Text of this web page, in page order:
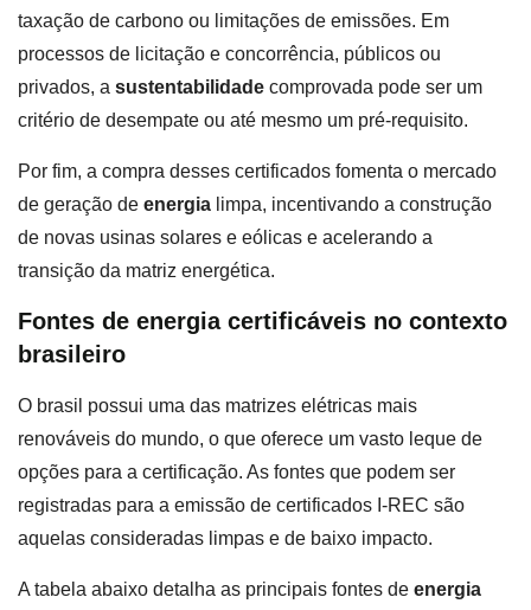
taxação de carbono ou limitações de emissões. Em
processos de licitação e concorrência, públicos ou
privados, a sustentabilidade comprovada pode ser um
critério de desempate ou até mesmo um pré-requisito.
Por fim, a compra desses certificados fomenta o mercado
de geração de energia limpa, incentivando a construção
de novas usinas solares e eólicas e acelerando a
transição da matriz energética.
Fontes de energia certificáveis no contexto
brasileiro
O brasil possui uma das matrizes elétricas mais
renováveis do mundo, o que oferece um vasto leque de
opções para a certificação. As fontes que podem ser
registradas para a emissão de certificados I-REC são
aquelas consideradas limpas e de baixo impacto.
A tabela abaixo detalha as principais fontes de energia